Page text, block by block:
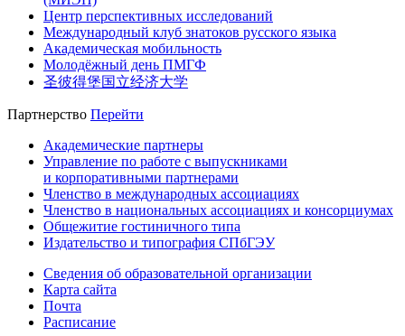
Центр перспективных исследований
Международный клуб знатоков русского языка
Академическая мобильность
Молодёжный день ПМГФ
圣彼得堡国立经济大学
Партнерство Перейти
Академические партнеры
Управление по работе с выпускниками
и корпоративными партнерами
Членство в международных ассоциациях
Членство в национальных ассоциациях и консорциумах
Общежитие гостиничного типа
Издательство и типография СПбГЭУ
Сведения об образовательной организации
Карта сайта
Почта
Расписание